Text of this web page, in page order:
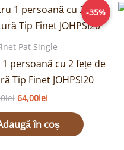
-35%
Pat Single
persoană cu 2 fețe de
Tip Finet JOHPSI20
lei
Prețul
inițial
a
99,00lei.
64,00lei
Prețul
este:
în coș